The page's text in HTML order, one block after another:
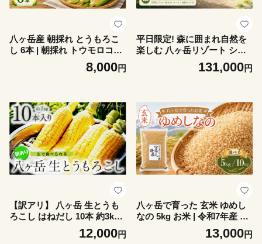
八ヶ岳産 朝採れ とうもろこ
し 6本 | 朝採れ トウモロコシ
とうもろこし 自然 旨味 甘味
信州 八ヶ岳 長野県 諏訪郡 原
8,000円
平日限定! 森に囲まれ自然を
楽しむ 八ヶ岳リゾート シル
ヴィ 1泊 2名様 【BBQグリ
ル・焚火台・キッチン食器セ
八ヶ岳 長野県 諏訪郡 原村市
131,000円
【訳アリ】 八ヶ岳 生とうも
ろこし はねだし 10本 約3kg
【2026年7月中旬～発送】| ハ
マラノーエン 訳あり とうも
12,000円
八ヶ岳で育った 玄米 ゆめし
なの 5kg お米 | 令和7年産 米
お米 玄米 甘み もちもち 信州
八ヶ岳 長野県 諏訪郡 原村
13,000円